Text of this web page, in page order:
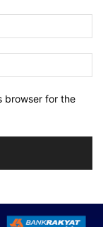
browser for the